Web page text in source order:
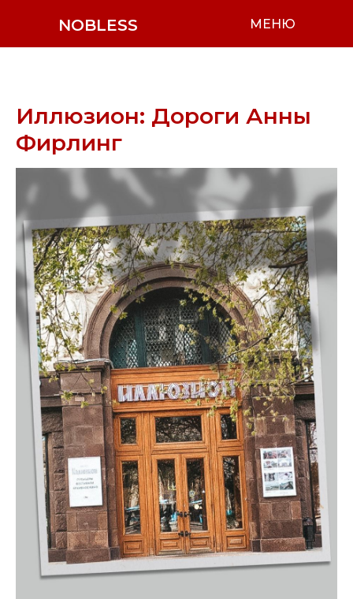
NOBLESS МЕНЮ
Иллюзион: Дороги Анны
Фирлинг